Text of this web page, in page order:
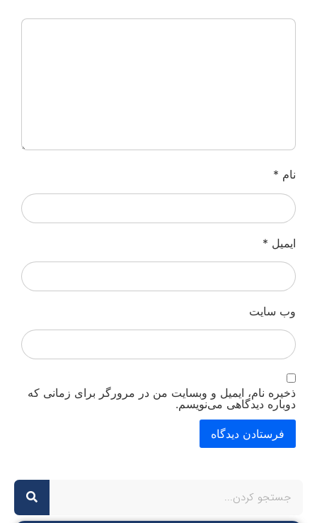
نام *
ایمیل *
وب‌ سایت
ذخیره نام، ایمیل و وبسایت من در مرورگر برای زمانی که
دوباره دیدگاهی می‌نویسم.